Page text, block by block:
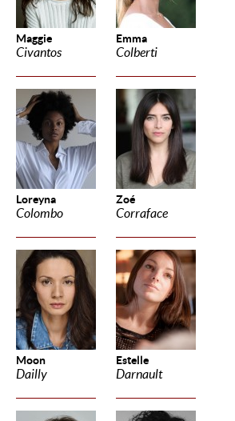
Maggie
Civantos
Emma
Colberti
Loreyna
Colombo
Zoé
Corraface
Moon
Dailly
Estelle
Darnault